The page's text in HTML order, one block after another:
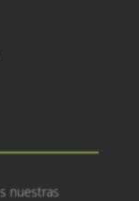
nuestras